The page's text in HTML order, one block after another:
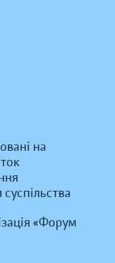
на
«Форум